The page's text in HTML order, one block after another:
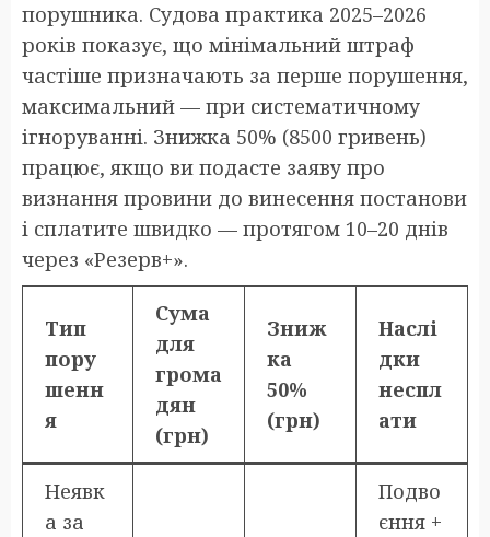
порушника. Судова практика 2025–2026
років показує, що мінімальний штраф
частіше призначають за перше порушення,
максимальний — при систематичному
ігноруванні. Знижка 50% (8500 гривень)
працює, якщо ви подасте заяву про
визнання провини до винесення постанови
і сплатите швидко — протягом 10–20 днів
через «Резерв+».
Тип
пору
шенн
я
Сума
для
грома
дян
(грн)
Зниж
ка
50%
(грн)
Наслі
дки
неспл
ати
Неявк
а за
Подво
єння +